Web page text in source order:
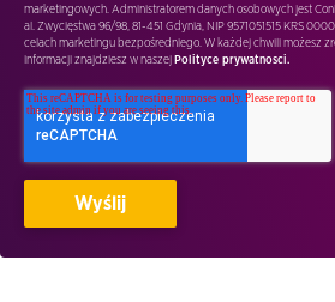
marketingowych. Administratorem danych osobowych jest
al. Zwycięstwa 96/98, 81-451 Gdynia, NIP 9571051515 KRS
celach marketingu bezpośredniego. W każdej chwili możesz
informacji znajdziesz w naszej Polityce prywatnosci.